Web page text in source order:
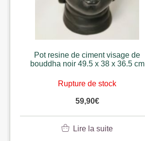
Pot resine de ciment visage de
bouddha noir 49.5 x 38 x 36.5 cm
Rupture de stock
59,90€
Lire la suite